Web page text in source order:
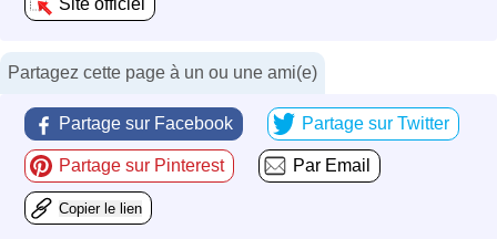
Partagez cette page à un ou une ami(e)
Partage sur Facebook Partage sur Twitter
Partage sur Pinterest Par Email
Copier le lien